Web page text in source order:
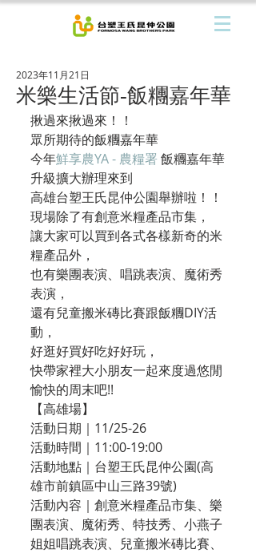
米樂生活節-飯糰嘉年華
2023年11月21日
揪過來揪過來！！
眾所期待的飯糰嘉年華
今年鮮享農YA - 農糧署 飯糰嘉年華
升級擴大辦理來到
高雄台塑王氏昆仲公園舉辦啦！！
現場除了有創意米糧產品市集，
讓大家可以買到各式各樣新奇的米
糧產品外，
也有樂團表演、唱跳表演、魔術秀
表演，
還有兒童搬米磚比賽跟飯糰DIY活
動，
好逛好買好吃好好玩，
快帶家裡大小朋友一起來度過悠閒
愉快的周末吧!!
【高雄場】
活動日期｜11/25-26
活動時間｜11:00-19:00
活動地點｜台塑王氏昆仲公園(高
雄市前鎮區中山三路39號)
活動內容｜創意米糧產品市集、樂
團表演、魔術秀、特技秀、小燕子
姐姐唱跳表演、兒童搬米磚比賽、